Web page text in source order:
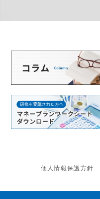
個人情報保護方針